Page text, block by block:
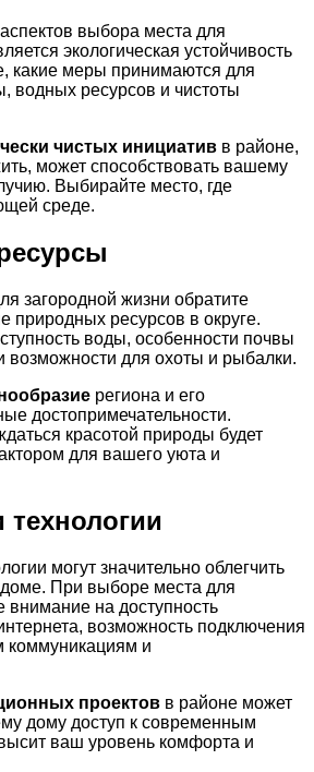
выбора места для
экологическая устойчивость
какие меры принимаются для
водных ресурсов и чистоты
чистых инициатив в районе,
может способствовать вашему
Выбирайте место, где
среде.
загородной жизни обратите
природных ресурсов в округе.
воды, особенности почвы
возможности для охоты и рыбалки.
региона и его
достопримечательности.
красотой природы будет
для вашего уюта и
могут значительно облегчить
При выборе места для
внимание на доступность
возможность подключения
коммуникациям и
проектов в районе может
дому доступ к современным
ваш уровень комфорта и